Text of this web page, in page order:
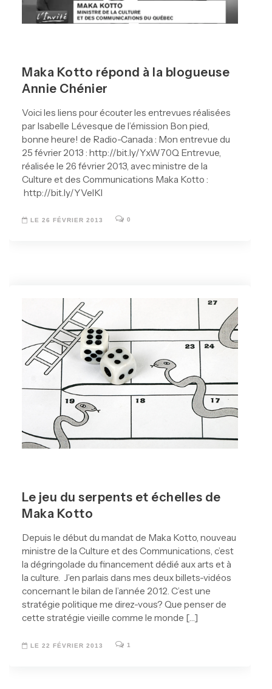
Maka Kotto répond à la blogueuse
Annie Chénier
Voici les liens pour écouter les entrevues réalisées
par Isabelle Lévesque de l’émission Bon pied,
bonne heure! de Radio-Canada : Mon entrevue du
25 février 2013 : http://bit.ly/YxW70Q Entrevue,
réalisée le 26 février 2013, avec ministre de la
Culture et des Communications Maka Kotto :
http://bit.ly/YVelKl
LE 26 FÉVRIER 2013 0
Le jeu du serpents et échelles de
Maka Kotto
Depuis le début du mandat de Maka Kotto, nouveau
ministre de la Culture et des Communications, c’est
la dégringolade du financement dédié aux arts et à
la culture. J’en parlais dans mes deux billets-vidéos
concernant le bilan de l’année 2012. C’est une
stratégie politique me direz-vous? Que penser de
cette stratégie vieille comme le monde […]
LE 22 FÉVRIER 2013 1